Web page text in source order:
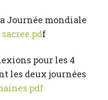
Journée mondiale
sacree.pdf
pour les 4
les deux journées